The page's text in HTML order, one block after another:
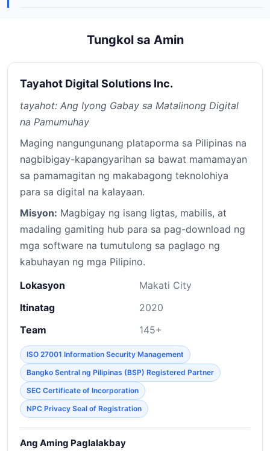
Tungkol sa Amin
Tayahot Digital Solutions Inc.
tayahot: Ang Iyong Gabay sa Matalinong Digital
na Pamumuhay
Maging nangungunang plataporma sa Pilipinas na
nagbibigay-kapangyarihan sa bawat mamamayan
sa pamamagitan ng makabagong teknolohiya
para sa digital na kalayaan.
Misyon: Magbigay ng isang ligtas, mabilis, at
madaling gamiting hub para sa pag-download ng
mga software na tumutulong sa paglago ng
kabuhayan ng mga Pilipino.
Lokasyon
Makati City
Itinatag
2020
Team
145+
ISO 27001 Information Security Management
Bangko Sentral ng Pilipinas (BSP) Registered Partner
SEC Certificate of Incorporation
NPC Privacy Seal of Registration
Ang Aming Paglalakbay